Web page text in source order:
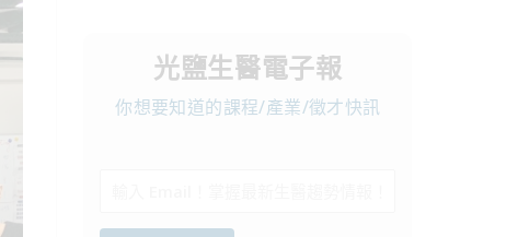
光鹽生醫電子報
你想要知道的課程/產業/徵才快訊